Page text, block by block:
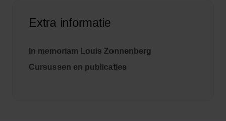
Extra informatie
In memoriam Louis Zonnenberg
Cursussen en publicaties